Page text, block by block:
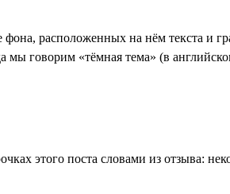
расположенных на нём текста и
мы говорим «тёмная тема» (в
этого поста словами из отзыва: